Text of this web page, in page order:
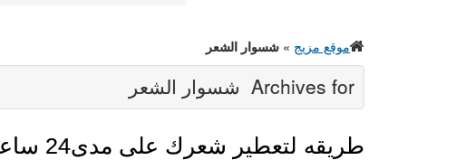
موقع مزيج » شسوار الشعر
Archives for شسوار الشعر
طريقه لتعطير شعرك على مدى24 ساعه